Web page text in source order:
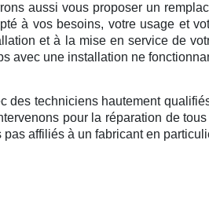
aussi vous proposer un
à vos besoins, votre usage et
et à la mise en service de
avec une installation ne
des techniciens hautement
pour la réparation de
pas affiliés à un fabricant en